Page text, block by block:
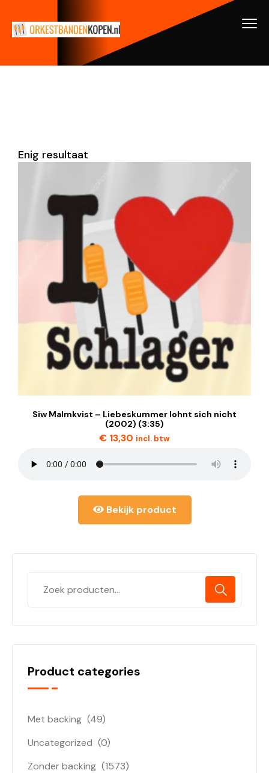
Enig resultaat
Siw Malmkvist – Liebeskummer lohnt sich nicht
(2002) (3:35)
€ 13,30 incl. btw
Bekijk product
Product categories
Met backing (49)
Uncategorized (0)
Zonder backing (1573)